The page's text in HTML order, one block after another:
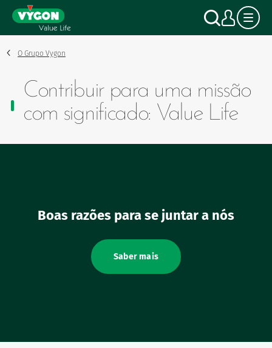
Painel de Gerenciamento de Cookies
para
conteúdo
principal
A
O Grupo Vygon
Contribuir para uma missão
com significado: Value Life
Boas razões para se juntar a nós
Saber mais